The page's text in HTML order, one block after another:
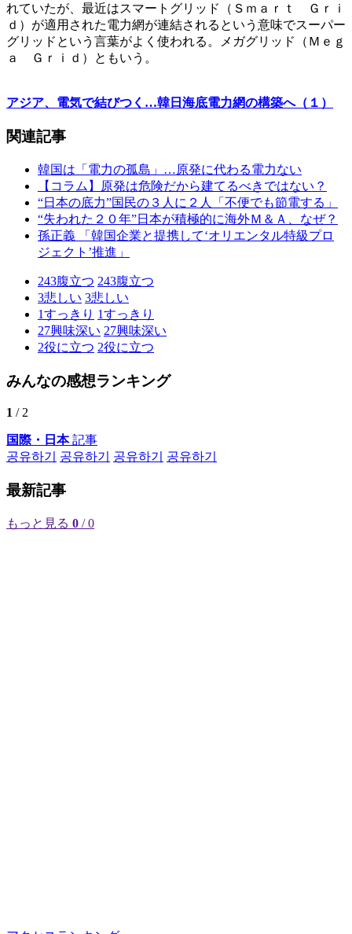
れていたが、最近はスマートグリッド（Ｓｍａｒｔ Ｇｒｉ
ｄ）が適用された電力網が連結されるという意味でスーパー
グリッドという言葉がよく使われる。メガグリッド（Ｍｅｇ
ａ Ｇｒｉｄ）ともいう。
アジア、電気で結びつく…韓日海底電力網の構築へ（１）
関連記事
韓国は「電力の孤島」…原発に代わる電力ない
【コラム】原発は危険だから建てるべきではない？
“日本の底力”国民の３人に２人「不便でも節電する」
“失われた２０年”日本が積極的に海外Ｍ＆Ａ、なぜ？
孫正義 「韓国企業と提携して‘オリエンタル特級プロ
ジェクト’推進」
243腹立つ 243腹立つ
3悲しい 3悲しい
1すっきり 1すっきり
27興味深い 27興味深い
2役に立つ 2役に立つ
みんなの感想ランキング
1 / 2
国際・日本記事
공유하기
공유하기 공유하기 공유하기
最新記事
もっと見る 0 / 0